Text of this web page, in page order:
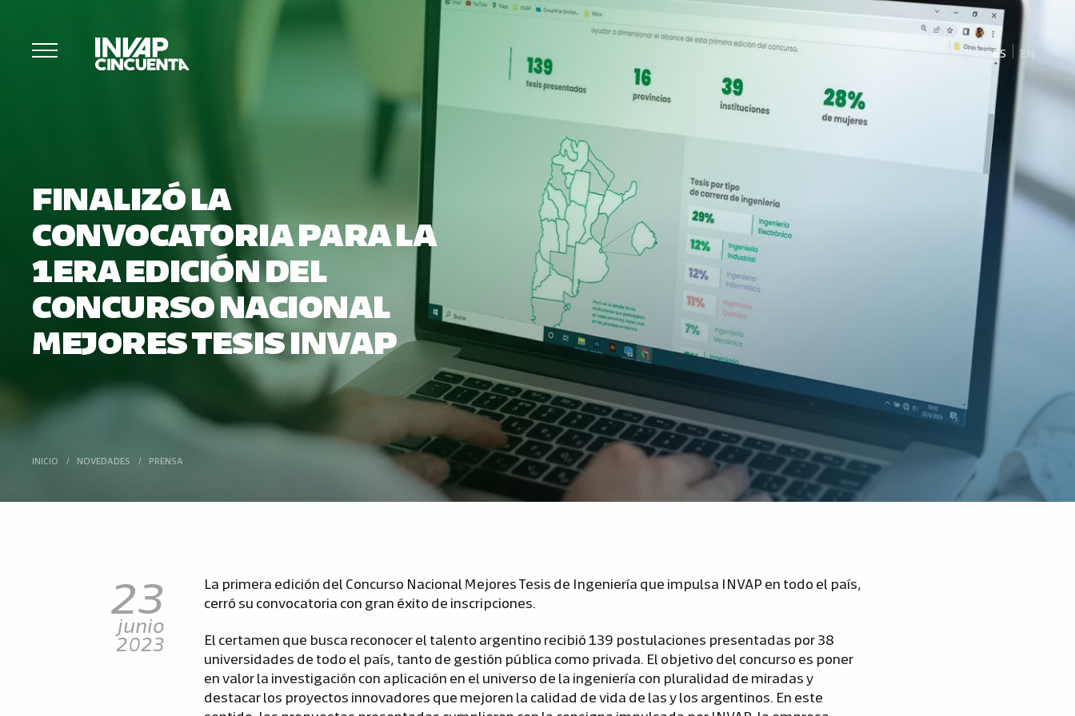
ES EN
FINALIZÓ LA
CONVOCATORIA PARA LA
1ERA EDICIÓN DEL
CONCURSO NACIONAL
MEJORES TESIS INVAP
INICIO / NOVEDADES / PRENSA
23
junio
2023
La primera edición del Concurso Nacional Mejores Tesis de Ingeniería que impulsa INVAP en todo el país,
cerró su convocatoria con gran éxito de inscripciones.
El certamen que busca reconocer el talento argentino recibió 139 postulaciones presentadas por 38
universidades de todo el país, tanto de gestión pública como privada. El objetivo del concurso es poner
en valor la investigación con aplicación en el universo de la ingeniería con pluralidad de miradas y
destacar los proyectos innovadores que mejoren la calidad de vida de las y los argentinos. En este